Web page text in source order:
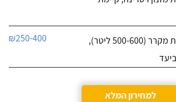
הובלת ציוד כבד, הובלת מקרר (500-600 ליטר),
₪250-400
למחירון המלא